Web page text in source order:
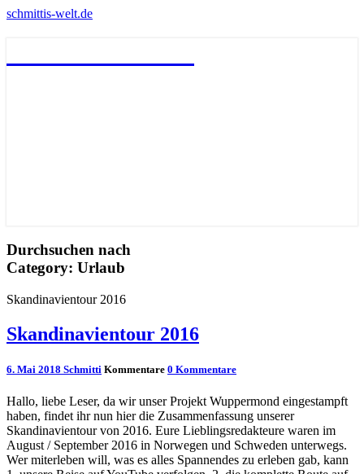
schmittis-welt.de
Durchsuchen nach
Category: Urlaub
Skandinavientour 2016
Skandinavientour 2016
6. Mai 2018 Schmitti Kommentare 0 Kommentare
Hallo, liebe Leser, da wir unser Projekt Wuppermond eingestampft
haben, findet ihr nun hier die Zusammenfassung unserer
Skandinavientour von 2016. Eure Lieblingsredakteure waren im
August / September 2016 in Norwegen und Schweden unterwegs.
Wer miterleben will, was es alles Spannendes zu erleben gab, kann